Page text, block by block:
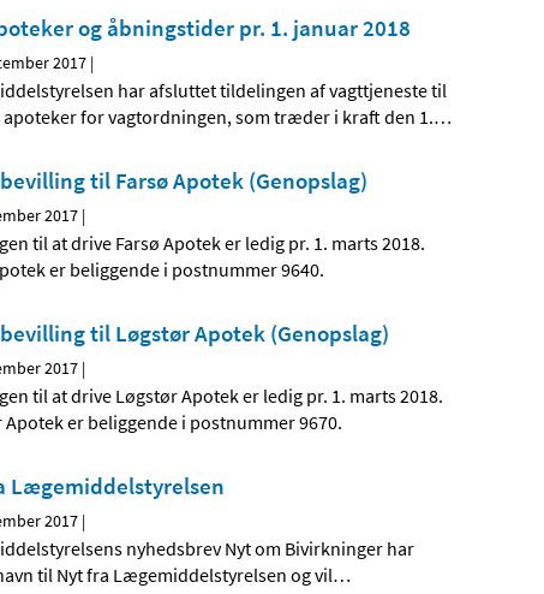
og åbningstider pr. 1. januar 2018
2017 |
har afsluttet tildelingen af vagttjeneste til
apoteker for vagtordningen, som træder i kraft den 1.…
til Farsø Apotek (Genopslag)
2017 |
til at drive Farsø Apotek er ledig pr. 1. marts 2018.
er beliggende i postnummer 9640.
til Løgstør Apotek (Genopslag)
2017 |
til at drive Løgstør Apotek er ledig pr. 1. marts 2018.
Apotek er beliggende i postnummer 9670.
Lægemiddelstyrelsen
2017 |
nyhedsbrev Nyt om Bivirkninger har
til Nyt fra Lægemiddelstyrelsen og vil…